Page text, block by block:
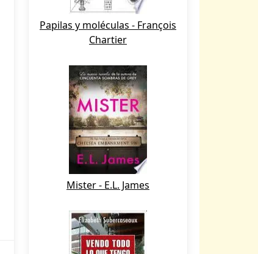
Papilas y moléculas - François
Chartier
Mister - E.L. James